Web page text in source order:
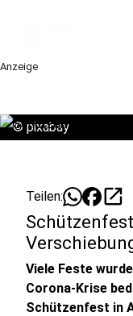
Anzeige
© pixabay
Teilen: open_in_new
Viele Feste
Corona-Krise
Schützenfest in